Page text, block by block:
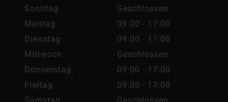
Sonntag
Geschlossen
Montag
09:00 - 17:00
Dienstag
09:00 - 17:00
Mittwoch
Geschlossen
Donnerstag
09:00 - 17:00
Freitag
09:00 - 17:00